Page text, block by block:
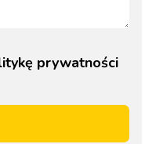
prywatności